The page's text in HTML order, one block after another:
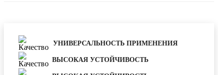
УНИВЕРСАЛЬНОСТЬ ПРИМЕНЕНИЯ
ВЫСОКАЯ УСТОЙЧИВОСТЬ